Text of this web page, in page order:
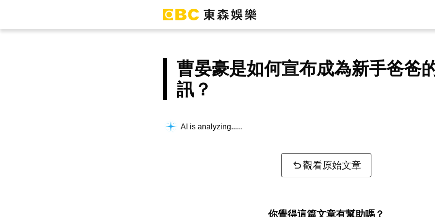
曹晏豪是如何宣布成為新手爸爸
訊？
AI is analyzing...
觀看原始文章
你覺得這篇文章有幫助嗎？